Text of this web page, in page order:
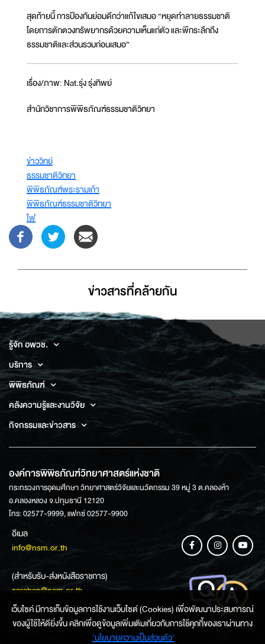
สุดท้ายนี้ การป้องกันย่อมดีกว่าแก้ไขเสมอ “หยุดทำลายธรรมชาติ
โดยการตักตวงทรัพยากรด้วยความเห็นแก่ตัว และพึกระลึกถึง
ธรรมชาติและส่วนรวมก่อนเสมอ”
เรื่อง/ภาพ: Nat.รุ่ง รุ่งทิพย์
สำนักวิชาการพิพิธภัณฑ์ธรรมชาติวิทยา
ข่าววิทย์
ธรรมชาติวิทยา
พิพิธภัณฑ์พระรามเก้า
พิพิธภัณฑ์ธรรมชาติวิทยา
ไฟ
ข่าวสารที่่คล้ายกัน
รู้จัก อพวช.
บริการ
พิพิธภัณฑ์
คลังความรู้และงานวิจัย
กิจกรรมและข่าวสาร
องค์การพิพิธภัณฑ์วิทยาศาสตร์แห่งชาติ
กระทรวงการอุดมศึกษา วิทยาศาสตร์วิจัยและนวัตกรรม 39 หมู่ 3 ต.คลองห้า
อ.คลองหลวง จ.ปทุมธานี 12120
โทร: 02577-9999, แฟกซ์ 02577-9900
อีเมล
info@nsm.or.th
(สำหรับรับ-ส่งหนังสือราชการ)
saraban@nsm.or.th
ช่องทางการสอบถามข้อมูล
เว็บไซค์ มีการเก็บข้อมูลการใช้งานเว็บไซต์ (Cookies) เพื่อพัฒนาประสบการณ์
ของผู้ใช้ให้ดียิ่งขึ้น คลิกเพื่อดูข้อมูลเพิ่มเติมเกี่ยวกับการใช้คุกกี้ของเราผ่านทาง
‘นโยบายความเป็นส่วนตัว'